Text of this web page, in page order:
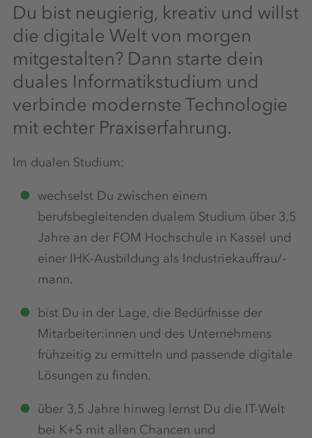
Du bist neugierig, kreativ und willst
die digitale Welt von morgen
mitgestalten? Dann starte dein
duales Informatikstudium und
verbinde modernste Technologie
mit echter Praxiserfahrung.
Im dualen Studium:
wechselst Du zwischen einem
berufsbegleitenden dualem Studium über 3,5
Jahre an der FOM Hochschule in Kassel und
einer IHK-Ausbildung als Industriekauffrau/-
mann.
bist Du in der Lage, die Bedürfnisse der
Mitarbeiter:innen und des Unternehmens
frühzeitig zu ermitteln und passende digitale
Lösungen zu finden.
über 3,5 Jahre hinweg lernst Du die IT-Welt
bei K+S mit allen Chancen und